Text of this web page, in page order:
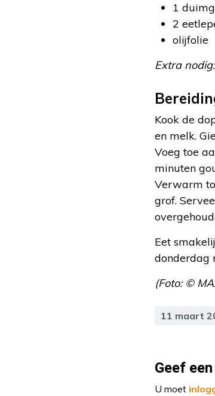
1
2
olijfolie
Extra nodig:
Kook de
en melk.
Voeg toe
minuten
Verwarm
grof.
Eet
donderdag
(Foto: ©
11 maart
Geef
U moet